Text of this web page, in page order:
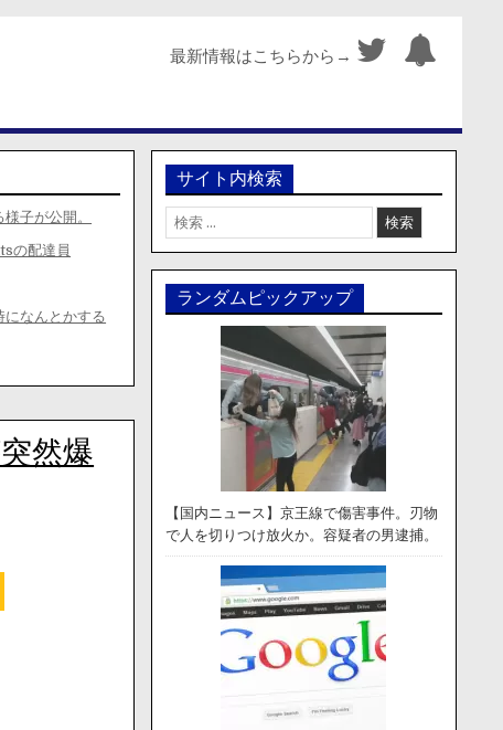
最新情報はこちらから→
子が公開。
の配達員
になんとかする
然爆
サイト内検索
検
索:
ランダムピックアップ
【国内ニュース】京王線で傷害事件。刃物
で人を切りつけ放火か。容疑者の男逮捕。